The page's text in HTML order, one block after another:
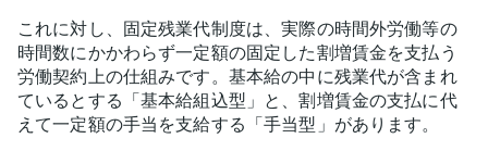
これに対し、固定残業代制度は、実際の時間外労働等の
時間数にかかわらず一定額の固定した割増賃金を支払う
労働契約上の仕組みです。基本給の中に残業代が含まれ
ているとする「基本給組込型」と、割増賃金の支払に代
えて一定額の手当を支給する「手当型」があります。